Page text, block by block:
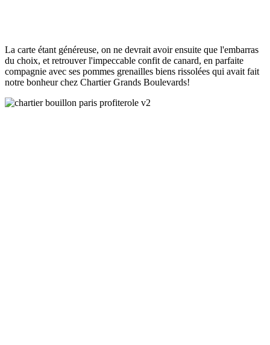
La carte étant généreuse, on ne devrait avoir ensuite que l'embarras
du choix, et retrouver l'impeccable confit de canard, en parfaite
compagnie avec ses pommes grenailles biens rissolées qui avait fait
notre bonheur chez Chartier Grands Boulevards!